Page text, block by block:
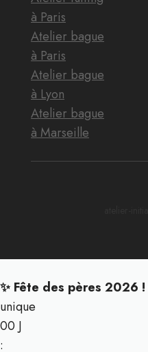
à Paris
Atelier bague
à Paris
Atelier bague
à Lyon
Atelier bague
à Marseille
✨ Fête des pères 2026 !
unique
00 J
: